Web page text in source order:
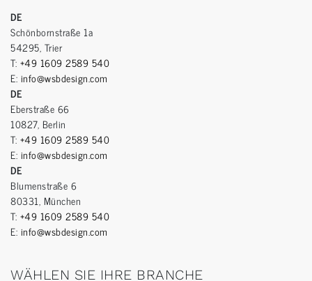
DE
Schönbornstraße 1a
54295, Trier
T: +49 1609 2589 540
E: info@wsbdesign.com
DE
Eberstraße 66
10827, Berlin
T: +49 1609 2589 540
E: info@wsbdesign.com
DE
Blumenstraße 6
80331, München
T: +49 1609 2589 540
E: info@wsbdesign.com
WÄHLEN SIE IHRE BRANCHE